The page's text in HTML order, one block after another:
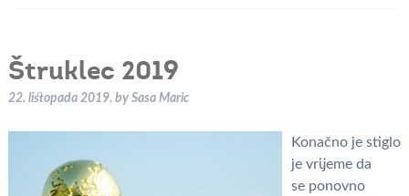
Štruklec 2019
22. listopada 2019. by Sasa Maric
Konačno je stiglo
je vrijeme da
se ponovno